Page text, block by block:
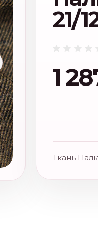
21/
1
Ткань